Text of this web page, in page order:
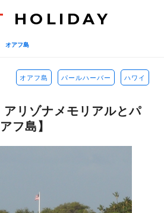
HOLIDAY
オアフ島
オアフ島 パールハーバー ハワイ
リゾナメモリアルとパ
フ島】